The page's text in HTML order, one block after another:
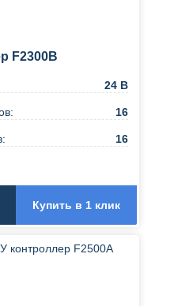
F2300B
24 В
16
16
Купить в 1 клик